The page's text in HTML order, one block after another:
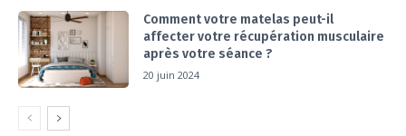
Comment votre matelas peut-il
affecter votre récupération musculaire
après votre séance ?
20 juin 2024